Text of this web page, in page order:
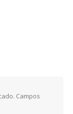
Campos